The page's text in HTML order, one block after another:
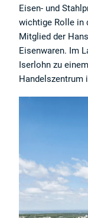
Eisen- und
wichtige Rolle in
Mitglied der
Eisenwaren. Im
Iserlohn zu
Handelszentrum